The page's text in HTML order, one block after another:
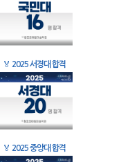
🏅 2025 서경대 합격
🏅 2025 중앙대 합격